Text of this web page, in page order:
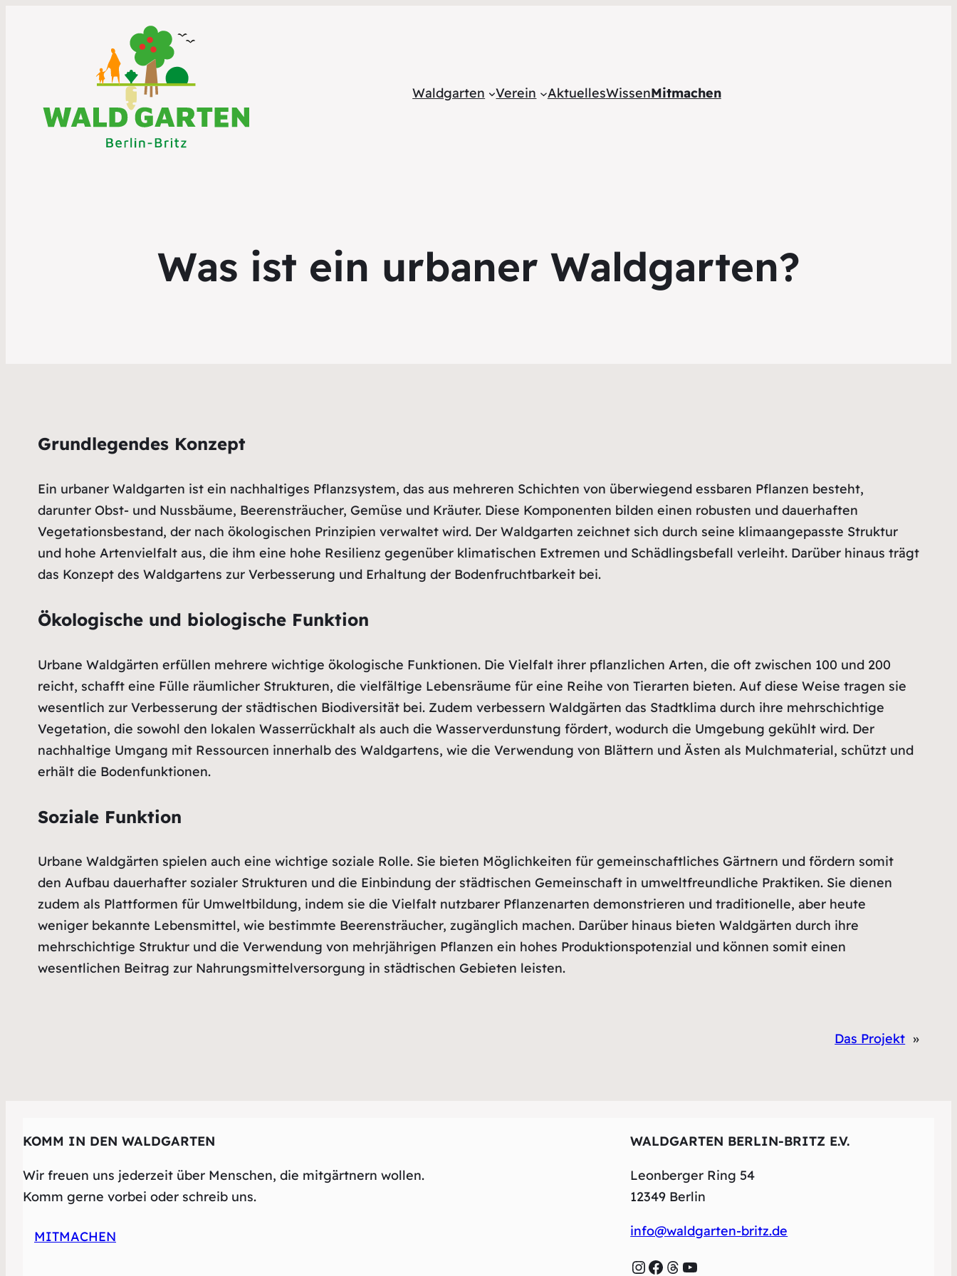
Waldgarten Verein AktuellesWissenMitmachen
Was ist ein urbaner Waldgarten?
Grundlegendes Konzept
Ein urbaner Waldgarten ist ein nachhaltiges Pflanzsystem, das aus mehreren Schichten von überwiegend essbaren Pflanzen besteht,
darunter Obst- und Nussbäume, Beerensträucher, Gemüse und Kräuter. Diese Komponenten bilden einen robusten und dauerhaften
Vegetationsbestand, der nach ökologischen Prinzipien verwaltet wird. Der Waldgarten zeichnet sich durch seine klimaangepasste Struktur
und hohe Artenvielfalt aus, die ihm eine hohe Resilienz gegenüber klimatischen Extremen und Schädlingsbefall verleiht. Darüber hinaus trägt
das Konzept des Waldgartens zur Verbesserung und Erhaltung der Bodenfruchtbarkeit bei.
Ökologische und biologische Funktion
Urbane Waldgärten erfüllen mehrere wichtige ökologische Funktionen. Die Vielfalt ihrer pflanzlichen Arten, die oft zwischen 100 und 200
reicht, schafft eine Fülle räumlicher Strukturen, die vielfältige Lebensräume für eine Reihe von Tierarten bieten. Auf diese Weise tragen sie
wesentlich zur Verbesserung der städtischen Biodiversität bei. Zudem verbessern Waldgärten das Stadtklima durch ihre mehrschichtige
Vegetation, die sowohl den lokalen Wasserrückhalt als auch die Wasserverdunstung fördert, wodurch die Umgebung gekühlt wird. Der
nachhaltige Umgang mit Ressourcen innerhalb des Waldgartens, wie die Verwendung von Blättern und Ästen als Mulchmaterial, schützt und
erhält die Bodenfunktionen.
Soziale Funktion
Urbane Waldgärten spielen auch eine wichtige soziale Rolle. Sie bieten Möglichkeiten für gemeinschaftliches Gärtnern und fördern somit
den Aufbau dauerhafter sozialer Strukturen und die Einbindung der städtischen Gemeinschaft in umweltfreundliche Praktiken. Sie dienen
zudem als Plattformen für Umweltbildung, indem sie die Vielfalt nutzbarer Pflanzenarten demonstrieren und traditionelle, aber heute
weniger bekannte Lebensmittel, wie bestimmte Beerensträucher, zugänglich machen. Darüber hinaus bieten Waldgärten durch ihre
mehrschichtige Struktur und die Verwendung von mehrjährigen Pflanzen ein hohes Produktionspotenzial und können somit einen
wesentlichen Beitrag zur Nahrungsmittelversorgung in städtischen Gebieten leisten.
Das Projekt »
KOMM IN DEN WALDGARTEN
Wir freuen uns jederzeit über Menschen, die mitgärtnern wollen.
Komm gerne vorbei oder schreib uns.
MITMACHEN
WALDGARTEN BERLIN-BRITZ E.V.
Leonberger Ring 54
12349 Berlin
info@waldgarten-britz.de
InstagramFacebook Threads YouTube